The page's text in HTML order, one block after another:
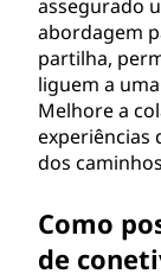
assegurado
abordagem
partilha,
liguem a
Melhore a
experiências
dos
Como
de